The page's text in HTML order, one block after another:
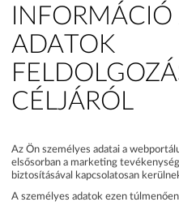
INFORMÁCIÓ
ADATOK
CÉLJÁRÓL
Az Ön személyes adatai a
elsősorban a marketing
biztosításával kapcsolatosan
A személyes adatok ezen